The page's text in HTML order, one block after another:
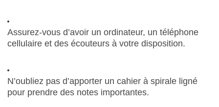
Assurez-vous d’avoir un ordinateur, un téléphone
cellulaire et des écouteurs à votre disposition.
N’oubliez pas d’apporter un cahier à spirale ligné
pour prendre des notes importantes.